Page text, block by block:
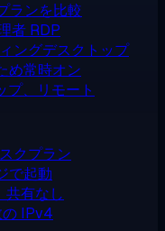
ランを比較
者 RDP
ングデスクトップ
め常時オン
プ、リモート
クプラン
で起動
共有なし
の IPv4